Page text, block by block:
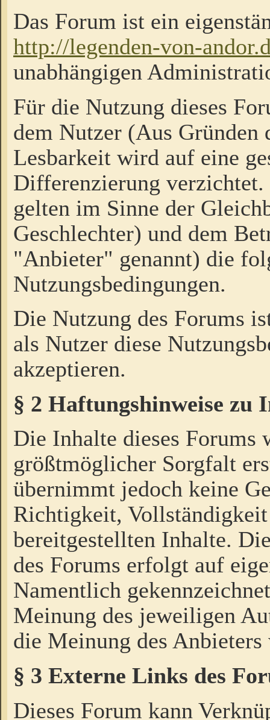
Das Forum ist ein
http://legenden-von-
unabhängigen
Für die Nutzung dieses
dem Nutzer (Aus Gründen
Lesbarkeit wird auf eine
Differenzierung
gelten im Sinne der
Geschlechter) und dem
"Anbieter" genannt) die
Nutzungsbedingungen.
Die Nutzung des Forums
als Nutzer diese
akzeptieren.
§ 2 Haftungshinweise zu
Die Inhalte dieses Forums
größtmöglicher Sorgfalt
übernimmt jedoch keine
Richtigkeit,
bereitgestellten Inhalte.
des Forums erfolgt auf
Namentlich
Meinung des jeweiligen
die Meinung des Anbieters
§ 3 Externe Links des
Dieses Forum kann